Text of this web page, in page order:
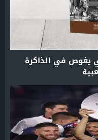
يغوص في الذاكرة